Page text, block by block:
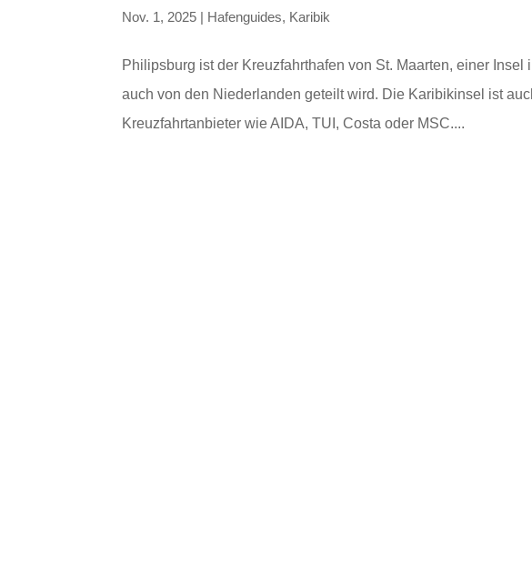
Nov. 1, 2025 | Hafenguides, Karibik
Philipsburg ist der Kreuzfahrthafen von St. Maarten, einer
auch von den Niederlanden geteilt wird. Die Karibikinsel ist
Kreuzfahrtanbieter wie AIDA, TUI, Costa oder MSC....